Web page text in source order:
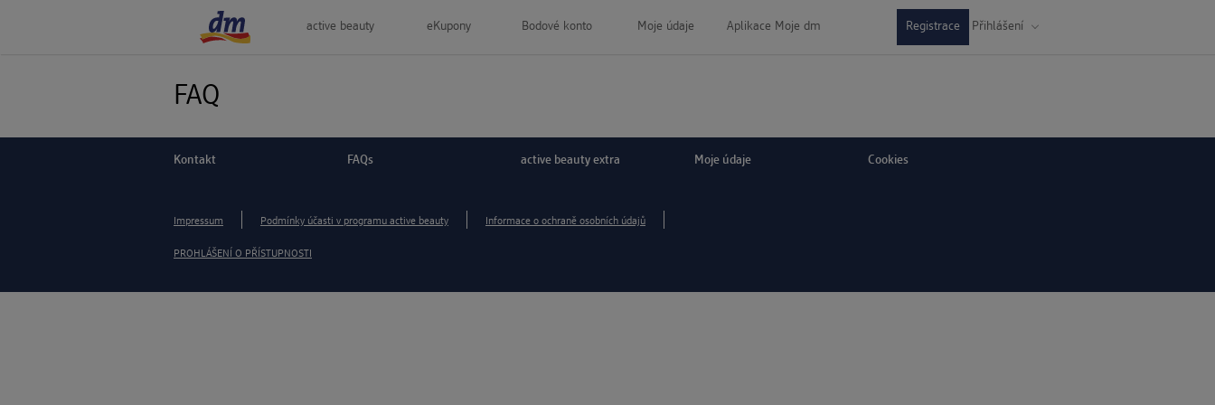
active beauty eKupony Bodové konto Moje údaje Aplikace Moje dm Registrace Přihlášení
FAQ
Kontakt FAQs active beauty extra Moje údaje Cookies
Impressum Podmínky účasti v programu active beauty Informace o ochraně osobních údajů
PROHLÁŠENÍ O PŘÍSTUPNOSTI